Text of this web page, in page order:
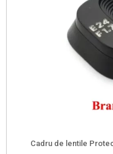
Cadru de lentile